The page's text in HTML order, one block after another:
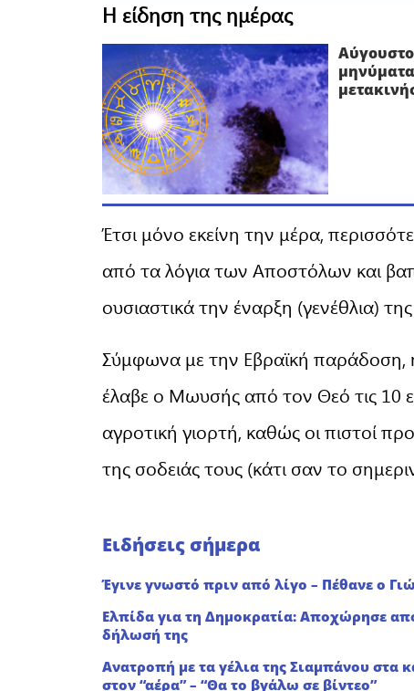
Η είδηση της ημέρας
Έτσι μόνο εκείνη την μέρα,
από τα λόγια των Αποστόλων και
ουσιαστικά την έναρξη (γενέθλια)
Σύμφωνα με την Εβραϊκή παράδοση,
έλαβε ο Μωυσής από τον Θεό τις 10
αγροτική γιορτή, καθώς οι πιστοί
της σοδειάς τους (κάτι σαν το
Ειδήσεις σήμερα
Έγινε γνωστό πριν από λίγο – Πέθανε ο
Ελπίδα για τη Δημοκρατία: Αποχώρησε
δήλωσή της
Ανατροπή με τα γέλια της Σιαμπάνου στα
στον “αέρα” – “Θα το βγάλω σε βίντεο”